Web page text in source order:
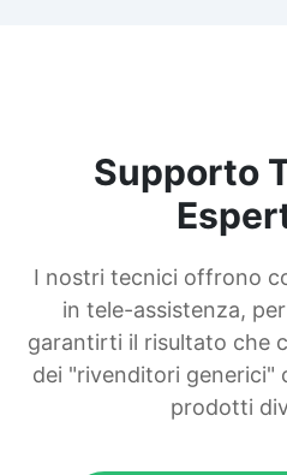
Supporto
I nostri tecnici offrono
in tele-assistenza,
garantirti il risultato che
dei "rivenditori generici"
prodotti